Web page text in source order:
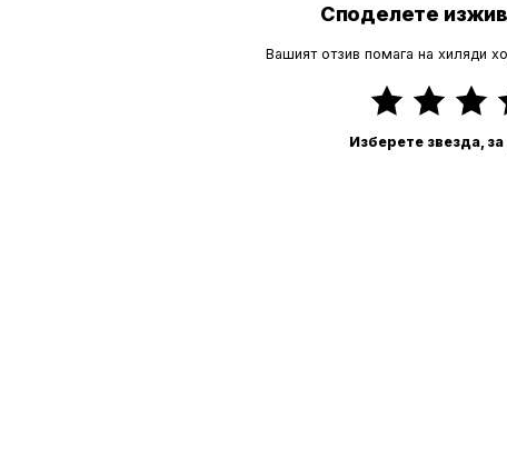
Споделете
Вашият отзив помага на хиляди
Изберете звезда,